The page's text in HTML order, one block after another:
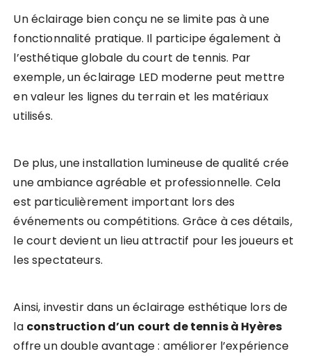
Un éclairage bien conçu ne se limite pas à une
fonctionnalité pratique. Il participe également à
l’esthétique globale du court de tennis. Par
exemple, un éclairage LED moderne peut mettre
en valeur les lignes du terrain et les matériaux
utilisés.
De plus, une installation lumineuse de qualité crée
une ambiance agréable et professionnelle. Cela
est particulièrement important lors des
événements ou compétitions. Grâce à ces détails,
le court devient un lieu attractif pour les joueurs et
les spectateurs.
Ainsi, investir dans un éclairage esthétique lors de
la construction d’un court de tennis à Hyères
offre un double avantage : améliorer l’expérience